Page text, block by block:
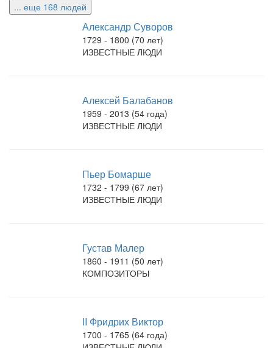
... еще 168 людей
Александр Суворов
1729 - 1800 (70 лет)
ИЗВЕСТНЫЕ ЛЮДИ
Алексей Балабанов
1959 - 2013 (54 года)
ИЗВЕСТНЫЕ ЛЮДИ
Пьер Бомарше
1732 - 1799 (67 лет)
ИЗВЕСТНЫЕ ЛЮДИ
Густав Малер
1860 - 1911 (50 лет)
КОМПОЗИТОРЫ
II Фридрих Виктор
1700 - 1765 (64 года)